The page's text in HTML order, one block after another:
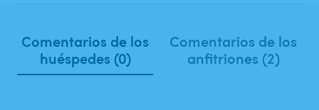
Comentarios de los
huéspedes (0)
Comentarios de los
anfitriones (2)